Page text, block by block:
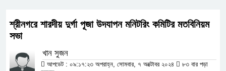
শ্রীনগরে শারদীয় দুর্গা পূজা উদযাপন মনিটরিং কমিটির মতবিনিয়ম
সভা
খান সুজন
আপডেট : ০৯:১৭:২৩ অপরাহ্ন, সোমবার, ৭ অক্টোবর ২০২৪
৮৩ বার পড়া